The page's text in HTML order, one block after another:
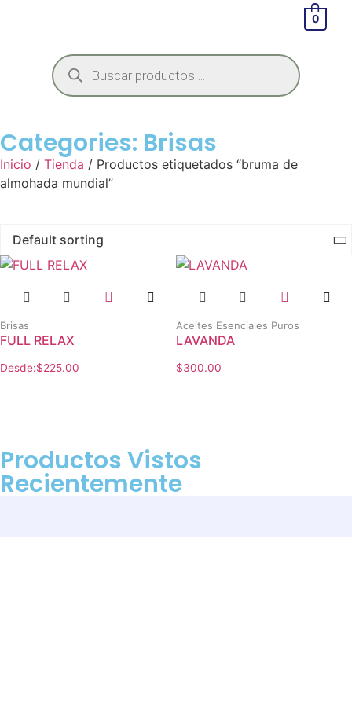
0
Categories: Brisas
Inicio / Tienda / Productos etiquetados “bruma de
almohada mundial”
Brisas
FULL RELAX
Desde:$225.00
Aceites Esenciales Puros
LAVANDA
$300.00
Productos Vistos
Recientemente